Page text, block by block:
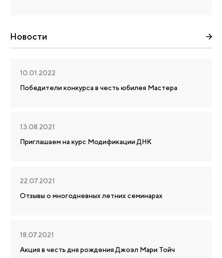
Новости
10.01.2022
Победители конкурса в честь юбилея Мастера
13.08.2021
Приглашаем на курс Модификации ДНК
22.07.2021
Отзывы о многодневных летних семинарах
18.07.2021
Акция в честь дня рождения Джоэл Мари Тойч